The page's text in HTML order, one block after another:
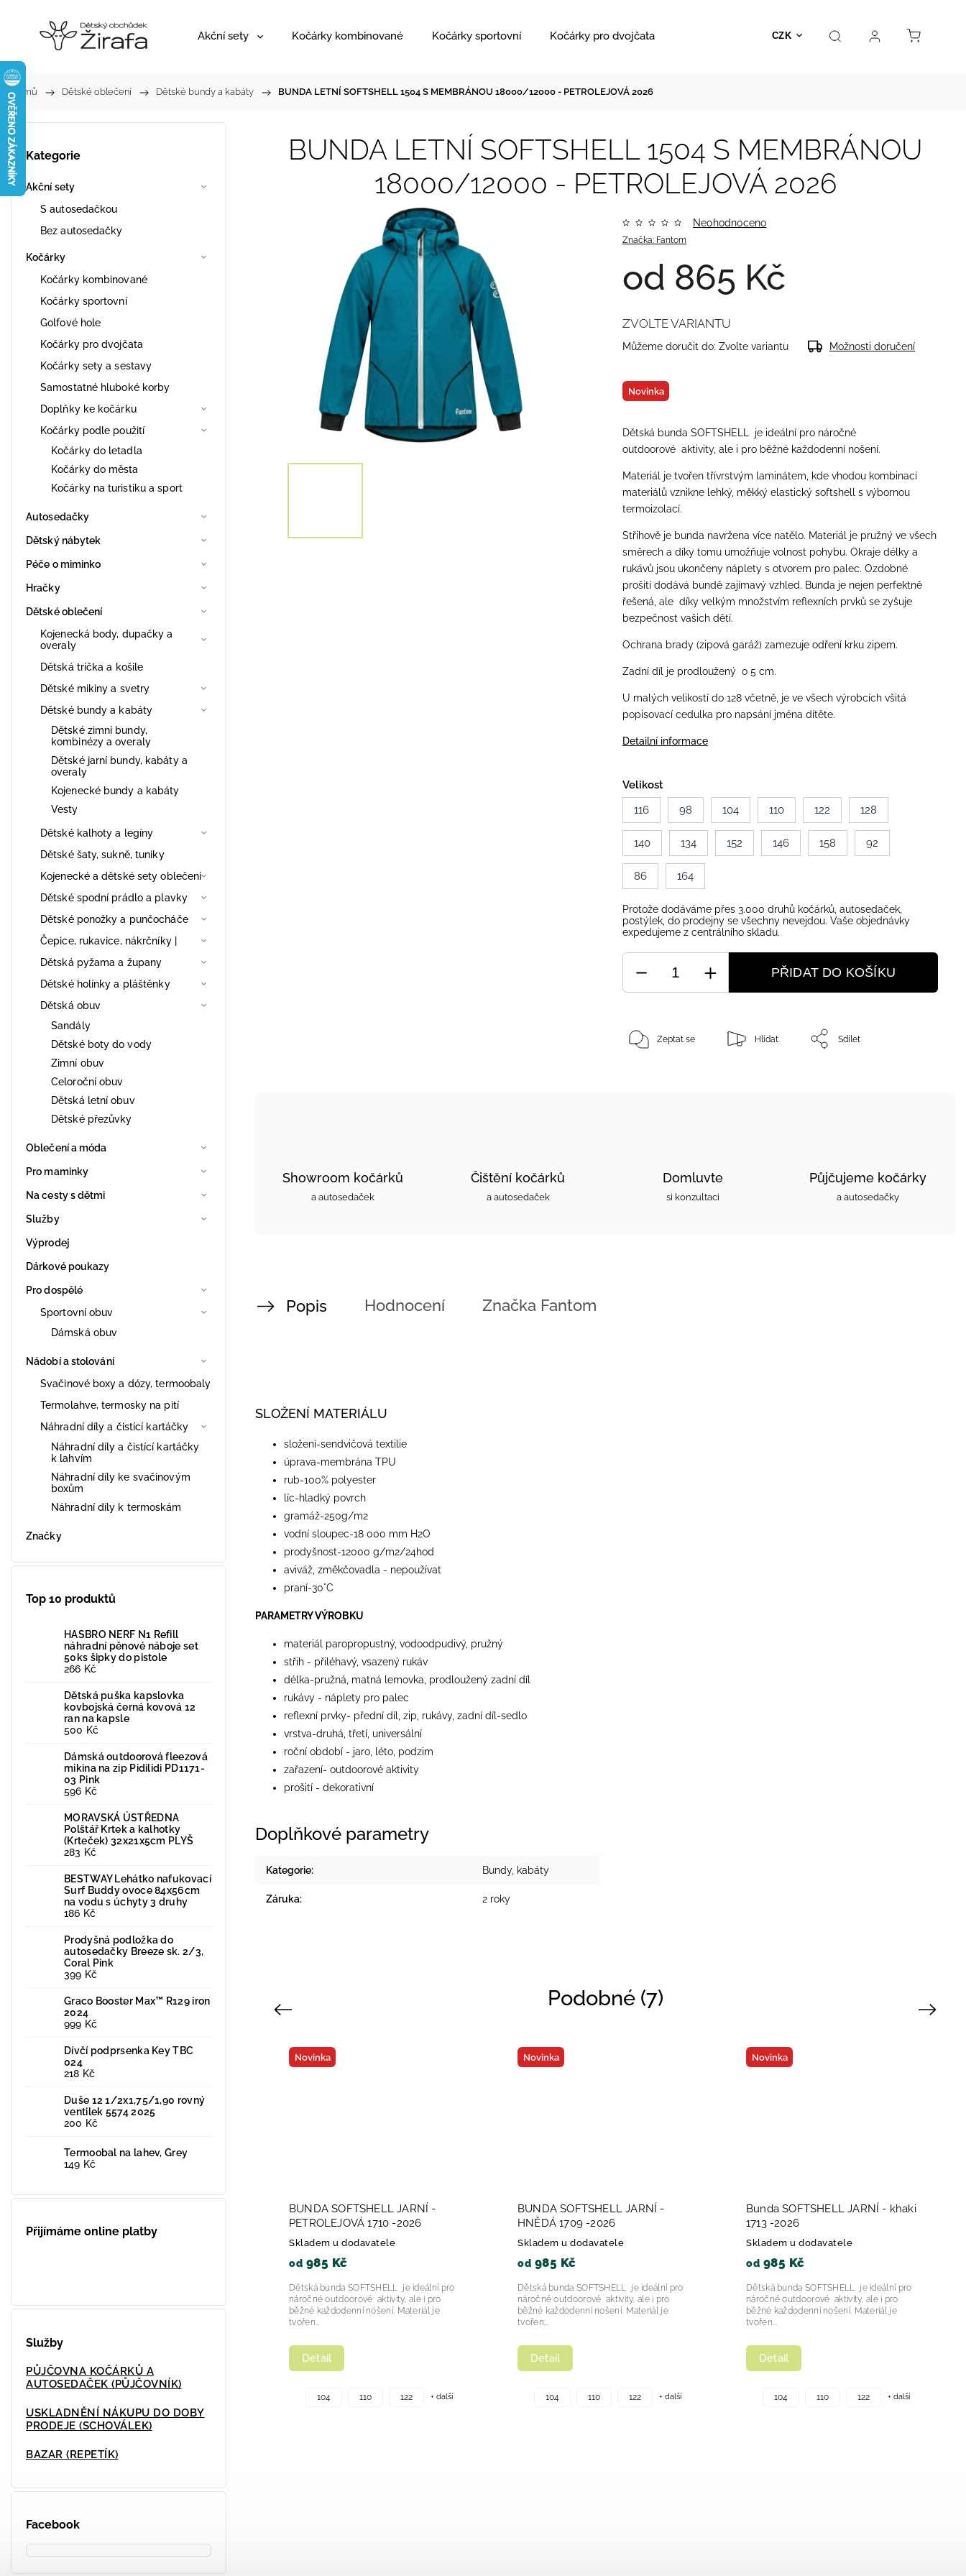
CZK
Akční sety Kočárky kombinované Kočárky sportovní Kočárky pro dvojčata Hračky Prodejna Kontakt
Domů / Dětské oblečení / Dětské bundy a kabáty / BUNDA LETNÍ SOFTSHELL 1504 S MEMBRÁNOU 18000/12000 - PETROLEJOVÁ 2026
Kategorie
Akční sety
S autosedačkou
Bez autosedačky
Kočárky
Kočárky kombinované
Kočárky sportovní
Golfové hole
Kočárky pro dvojčata
Kočárky sety a sestavy
Samostatné hluboké korby
Doplňky ke kočárku
Kočárky podle použití
Kočárky do letadla
Kočárky do města
Kočárky na turistiku a sport
Autosedačky
Dětský nábytek
Péče o miminko
Hračky
Dětské oblečení
Kojenecká body, dupačky a
overaly
Dětská trička a košile
Dětské mikiny a svetry
Dětské bundy a kabáty
Dětské zimní bundy,
kombinézy a overaly
Dětské jarní bundy, kabáty a
overaly
Kojenecké bundy a kabáty
Vesty
Dětské kalhoty a legíny
Dětské šaty, sukně, tuniky
Kojenecké a dětské sety oblečení
Dětské spodní prádlo a plavky
Dětské ponožky a punčocháče
Čepice, rukavice, nákrčníky |
Dětská pyžama a župany
Dětské holínky a pláštěnky
Dětská obuv
Sandály
Dětské boty do vody
Zimní obuv
Celoroční obuv
Dětská letní obuv
Dětské přezůvky
Oblečení a móda
Pro maminky
Na cesty s dětmi
Služby
Výprodej
Dárkové poukazy
Pro dospělé
Sportovní obuv
Dámská obuv
Nádobí a stolování
Svačinové boxy a dózy, termoobaly
Termolahve, termosky na pití
Náhradní díly a čistící kartáčky
Náhradní díly a čistící kartáčky
k lahvím
Náhradní díly ke svačinovým
boxům
Náhradní díly k termoskám
Značky
Top 10 produktů
HASBRO NERF N1 Refill
náhradní pěnové náboje set
50ks šipky do pistole
266 Kč
Dětská puška kapslovka
kovbojská černá kovová 12
ran na kapsle
500 Kč
Dámská outdoorová fleezová
mikina na zip Pidilidi PD1171-
03 Pink
596 Kč
MORAVSKÁ ÚSTŘEDNA
Polštář Krtek a kalhotky
(Krteček) 32x21x5cm PLYŠ
283 Kč
BESTWAY Lehátko nafukovací
Surf Buddy ovoce 84x56cm
na vodu s úchyty 3 druhy
186 Kč
Prodyšná podložka do
autosedačky Breeze sk. 2/3,
Coral Pink
399 Kč
Graco Booster Max™ R129 iron
2024
999 Kč
Dívčí podprsenka Key TBC
024
218 Kč
Duše 12 1/2x1,75/1,90 rovný
ventilek 5574 2025
200 Kč
Termoobal na lahev, Grey
149 Kč
Přijímáme online platby
Služby
PŮJČOVNA KOČÁRKŮ A
AUTOSEDAČEK (PŮJČOVNÍK)
USKLADNĚNÍ NÁKUPU DO DOBY
PRODEJE (SCHOVÁLEK)
BAZAR (REPETÍK)
Facebook
BUNDA LETNÍ SOFTSHELL 1504 S MEMBRÁNOU
18000/12000 - PETROLEJOVÁ 2026
Značka: Fantom
Neohodnoceno
od 865 Kč
Novinka
Dětská bunda SOFTSHELL je ideální pro náročné
outdoorové aktivity, ale i pro běžné každodenní nošení.
Materiál je tvořen třívrstvým laminátem, kde vhodou kombinací
materiálů vznikne lehký, měkký elastický softshell s výbornou
termoizolací.
Střihově je bunda navržena více natělo. Materiál je pružný ve všech
směrech a díky tomu umožňuje volnost pohybu. Okraje délky a
rukávů jsou ukončeny náplety s otvorem pro palec. Ozdobné
prošití dodává bundě zajímavý vzhled. Bunda je nejen perfektně
řešená, ale díky velkým množstvím reflexních prvků se zyšuje
bezpečnost vašich dětí.
Ochrana brady (zipová garáž) zamezuje odření krku zipem.
Zadní díl je prodloužený o 5 cm.
U malých velikostí do 128 včetně, je ve všech výrobcích všitá
popisovací cedulka pro napsání jména dítěte.
Detailní informace
Velikost
116
98 104 110 122 128
140 134 152 146 158 92
86 164
ZVOLTE VARIANTU
Můžeme doručit do: Zvolte variantu Možnosti doručení
Protože dodáváme přes 3.000 druhů kočárků, autosedaček,
postýlek, do prodejny se všechny nevejdou. Vaše objednávky
expedujeme z centrálního skladu.
PŘIDAT DO KOŠÍKU
Zeptat se Hlídat Sdílet
Showroom kočárků
a autosedaček
Čištění kočárků
a autosedaček
Domluvte
si konzultaci
Půjčujeme kočárky
a autosedačky
Popis Hodnocení Značka Fantom
SLOŽENÍ MATERIÁLU
​složení-sendvičová textilie
úprava-membrána TPU
rub-100% polyester
líc-hladký povrch
gramáž-250g/m2
vodní sloupec-18 000 mm H2O
prodyšnost-12000 g/m2/24hod
aviváž, změkčovadla - nepoužívat
praní-30°C
PARAMETRY VÝROBKU
materiál paropropustný, vodoodpudivý, pružný
střih - přiléhavý, vsazený rukáv
délka-pružná, matná lemovka, prodloužený zadní díl
rukávy - náplety pro palec
reflexní prvky- přední díl, zip, rukávy, zadní díl-sedlo
vrstva-druhá, třetí, universální
roční období - jaro, léto, podzim
zařazení- outdoorové aktivity
prošití - dekorativní
Doplňkové parametry
Kategorie: Bundy, kabáty
Záruka: 2 roky
Podobné (7)
Previous
-2026
běžné každodenní nošení. Materiál je
BUNDA SOFTSHELL JARNÍ -
PETROLEJOVÁ 1710 -2026
Skladem u dodavatele
985 Kč
Dětská bunda SOFTSHELL je ideální pro
náročné outdoorové aktivity, ale i pro
běžné každodenní nošení. Materiál je
110 122 + další
BUNDA SOFTSHELL JARNÍ -
HNĚDÁ 1709 -2026
Skladem u dodavatele
985 Kč
Dětská bunda SOFTSHELL je ideální pro
náročné outdoorové aktivity, ale i pro
běžné každodenní nošení. Materiál je
110 122 + další
Bunda SOFTSHELL JARNÍ - khaki
1713 -2026
Skladem u dodavatele
985 Kč
Dětská bunda SOFTSHELL je ideální pro
náročné outdoorové aktivity, ale i pro
běžné každodenní nošení. Materiál je
110 122 + další
Next